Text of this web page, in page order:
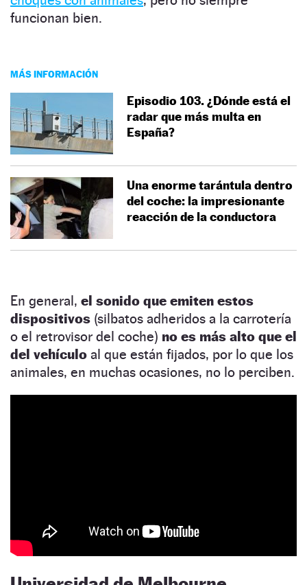
funcionan bien.
MÁS INFORMACIÓN
Episodio 103. ¿Dónde está el
radar que más multa en
España?
Una enorme tarántula dentro
del coche: la impresionante
reacción de la conductora
En general, el sonido que emiten estos
dispositivos (silbatos adheridos a la carrotería
o el retrovisor del coche) no es más alto que el
del vehículo al que están fijados, por lo que los
animales, en muchas ocasiones, no lo perciben.